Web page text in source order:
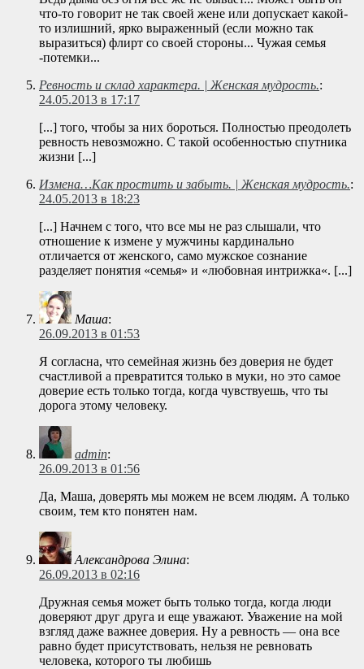
что-то говорит не так своей жене или допускает какой-
то излишний, ярко выраженный (если можно так
выразиться) флирт со своей стороны... Чужая семья
-потемки...
Ревность и склад характера. | Женская мудрость.:
24.05.2013 в 17:17
[...] того, чтобы за них бороться. Полностью преодолеть
ревность невозможно. С такой особенностью спутника
жизни [...]
Измена…Как простить и забыть. | Женская мудрость.:
24.05.2013 в 18:23
[...] Начнем с того, что все мы не раз слышали, что
отношение к измене у мужчины кардинально
отличается от женского, само мужское сознание
разделяет понятия «семья» и «любовная интрижка«. [...]
Маша:
26.09.2013 в 01:53
Я согласна, что семейная жизнь без доверия не будет
счастливой а превратится только в муки, но это самое
доверие есть только тогда, когда чувствуешь, что ты
дорога этому человеку.
admin:
26.09.2013 в 01:56
Да, Маша, доверять мы можем не всем людям. А только
своим, тем кто понятен нам.
Александрова Элина:
26.09.2013 в 02:16
Дружная семья может быть только тогда, когда люди
доверяют друг друга и еще уважают. Уважение на мой
взгляд даже важнее доверия. Ну а ревность — она все
равно будет присутствовать, нельзя не ревновать
человека, которого ты любишь